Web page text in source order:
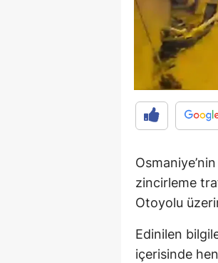
zincirleme
Otoyolu
Edinilen
içerisinde